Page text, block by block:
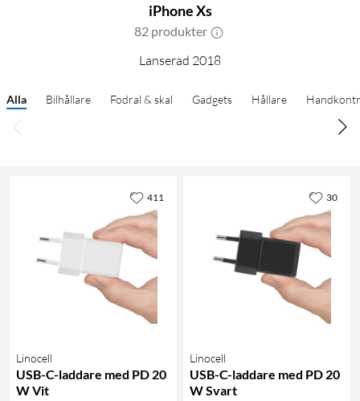
iPhone Xs
82 produkter
Lanserad 2018
Alla Bilhållare Fodral & skal Gadgets Hållare
Linocell
USB-C-laddare med PD 20
W Vit
411
Linocell
USB-C-laddare med PD 20
W Svart
30